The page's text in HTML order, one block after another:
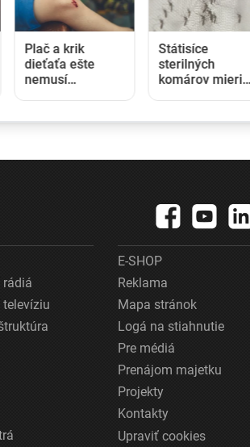
Plač a krik
dieťaťa ešte
nemusí
takom prípade
zdravotnícka
Státisíce
sterilných
komárov mieria
metóda má
nebezpečnému
E-SHOP
Reklama
Mapa stránok
Logá na stiahnutie
Pre médiá
Prenájom majetku
Projekty
Kontakty
Upraviť cookies